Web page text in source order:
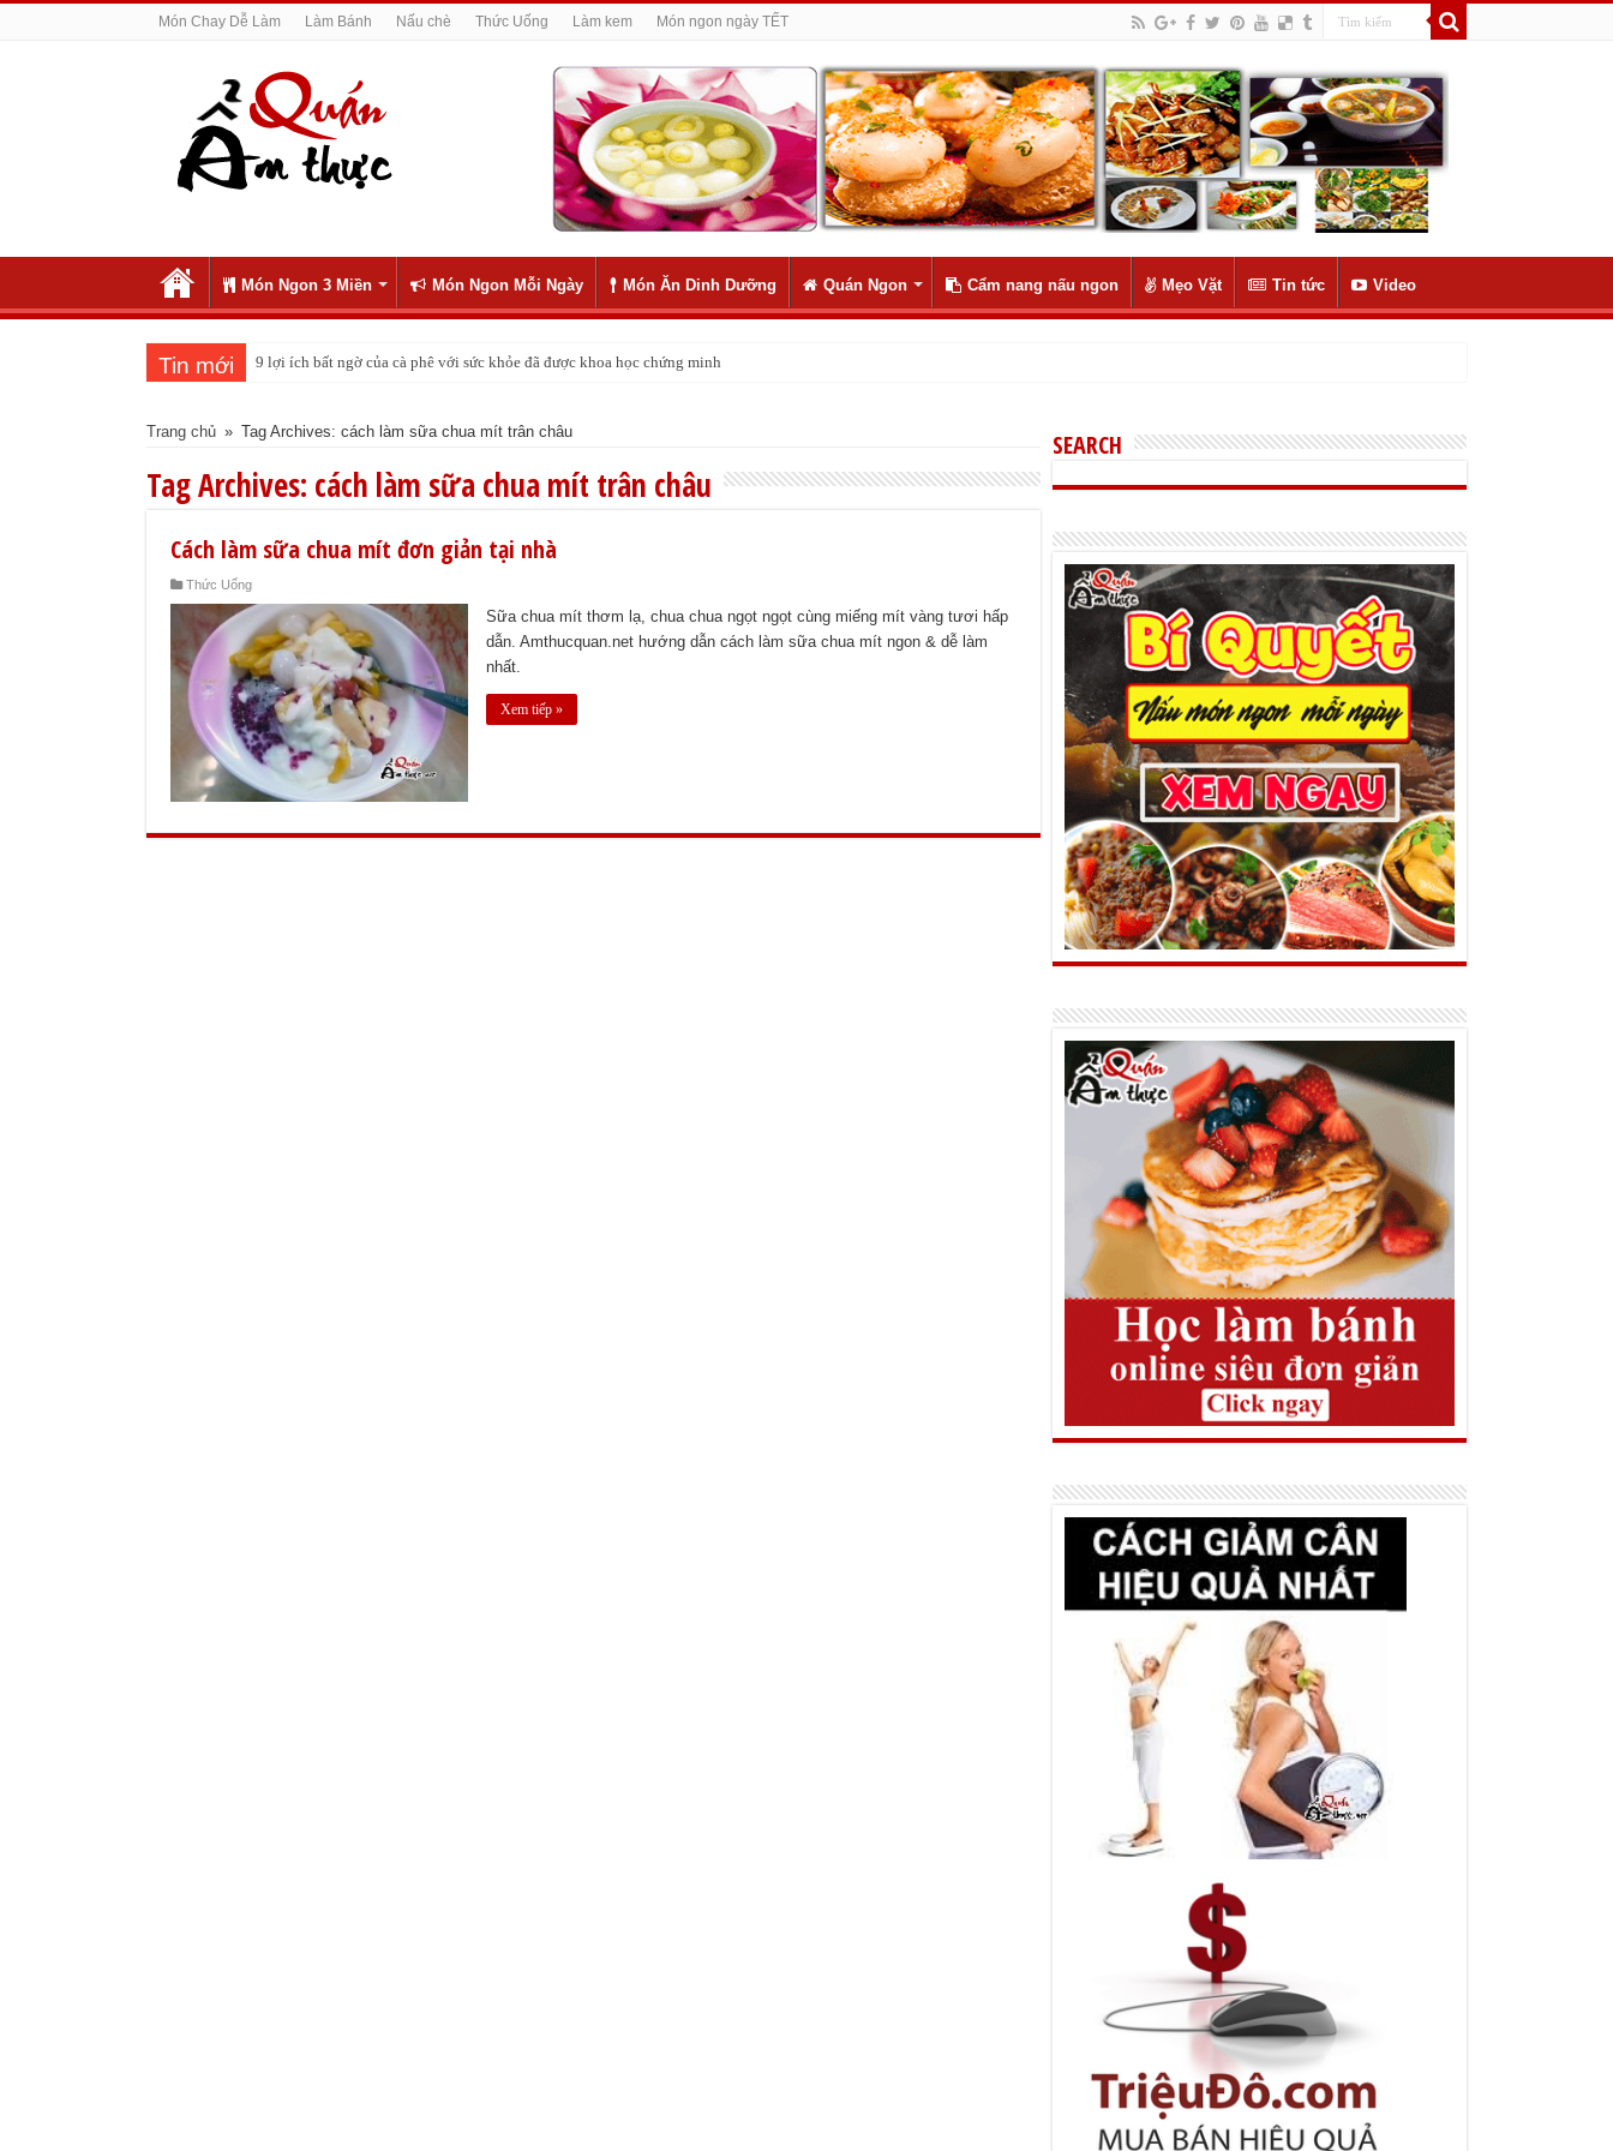
Món Chay Dễ Làm Làm Bánh Nấu chè Thức Uống Làm kem Món ngon ngày TẾT
Món Ngon 3 Miền Món Ngon Mỗi Ngày Món Ăn Dinh Dưỡng Quán Ngon Cẩm nang nấu ngon Mẹo Vặt Tin tức Video
Tin mới 9 lợi ích bất ngờ của cà phê với sức khỏe đã được khoa học chứng minh
Trang chủ » Tag Archives: cách làm sữa chua mít trân châu
Tag Archives: cách làm sữa chua mít trân châu
Cách làm sữa chua mít đơn giản tại nhà
Thức Uống
Sữa chua mít thơm lạ, chua chua ngọt ngọt cùng miếng mít vàng tươi hấp
dẫn. Amthucquan.net hướng dẫn cách làm sữa chua mít ngon & dễ làm
nhất.
Xem tiếp »
SEARCH